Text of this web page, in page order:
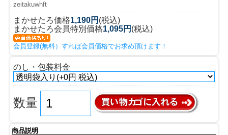
zeitakuwhft
まかせたろ価格1,190円 (税込)
まかせたろ会員特別価格1,095円 (税込)
会員登録(無料）すれば会員価格でお求め頂けます！
のし・包装料金
数量
商品説明